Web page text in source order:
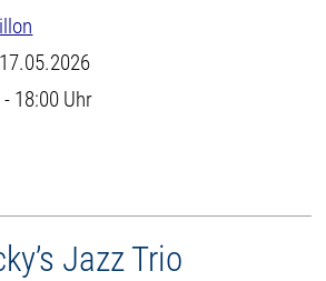
18:00 Uhr
Jazz Trio